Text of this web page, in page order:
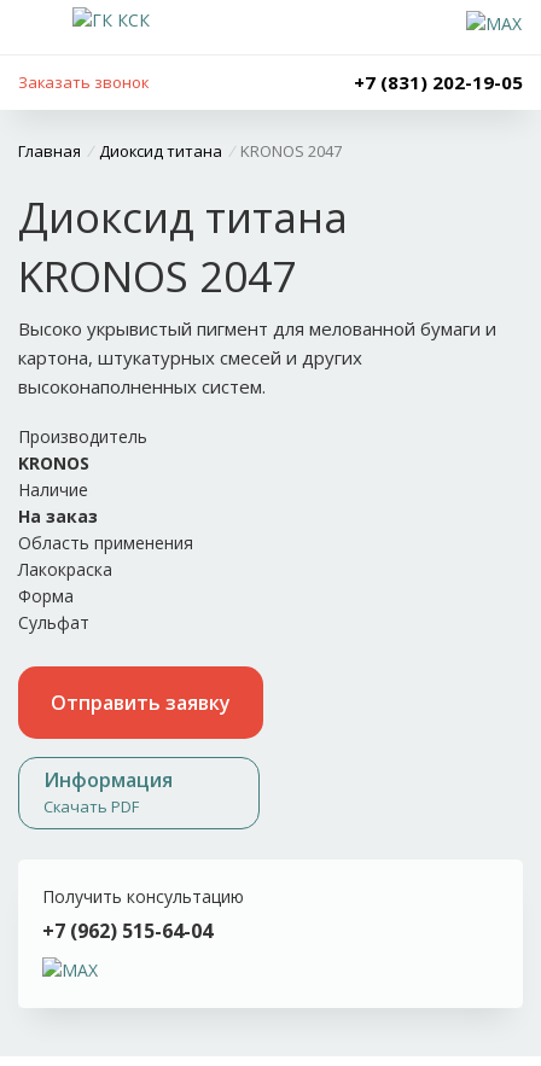
Заказать звонок +7 (831) 202-19-05
Главная / Диоксид титана / KRONOS 2047
Диоксид титана
KRONOS 2047
Высоко укрывистый пигмент для мелованной бумаги и
картона, штукатурных смесей и других
высоконаполненных систем.
Производитель
KRONOS
Наличие
На заказ
Область применения
Лакокраска
Форма
Сульфат
Отправить заявку
Информация
Скачать PDF
Получить консультацию
+7 (962) 515-64-04